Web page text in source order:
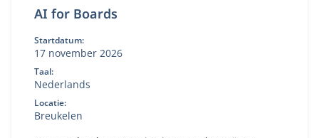
AI for Boards
Startdatum:
17 november 2026
Taal:
Nederlands
Locatie:
Breukelen